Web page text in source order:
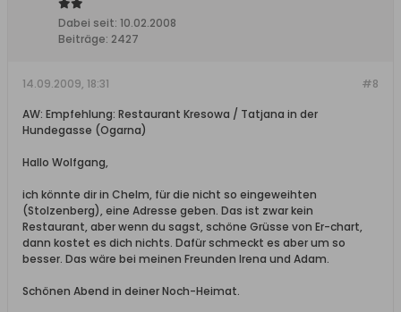
Dabei seit: 10.02.2008
Beiträge: 2427
#8
14.09.2009, 18:31
AW: Empfehlung: Restaurant Kresowa / Tatjana in der
Hundegasse (Ogarna)
Hallo Wolfgang,
ich könnte dir in Chelm, für die nicht so eingeweihten
(Stolzenberg), eine Adresse geben. Das ist zwar kein
Restaurant, aber wenn du sagst, schöne Grüsse von Er-chart,
dann kostet es dich nichts. Dafür schmeckt es aber um so
besser. Das wäre bei meinen Freunden Irena und Adam.
Schönen Abend in deiner Noch-Heimat.